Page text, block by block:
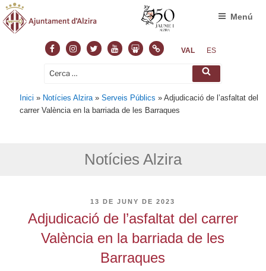
FacebookInstagram
TwitterYoutubeSlideshare
NormasVAL ES
Cerca: Cerca
Menú
Inici » Notícies Alzira »Serveis Públics »Adjudicació de l’asfaltat del
carrer València en la barriada de les Barraques
Notícies Alzira
PUBLICAT
A
13 DE JUNY DE 2023
Adjudicació de l’asfaltat del carrer
València en la barriada de les
Barraques